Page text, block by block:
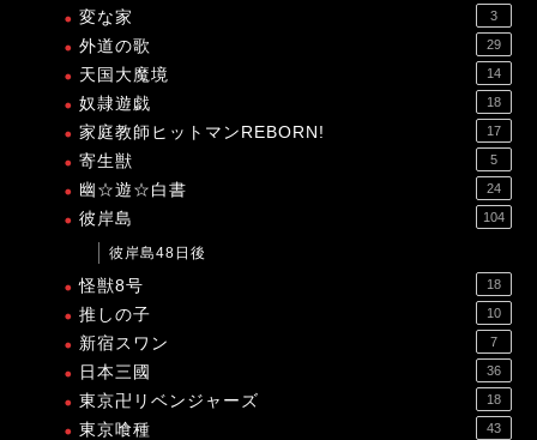
変な家 3
外道の歌 29
天国大魔境 14
奴隷遊戯 18
家庭教師ヒットマンREBORN! 17
寄生獣 5
幽☆遊☆白書 24
彼岸島 104
彼岸島48日後
怪獣8号 18
推しの子 10
新宿スワン 7
日本三國 36
東京卍リベンジャーズ 18
東京喰種 43